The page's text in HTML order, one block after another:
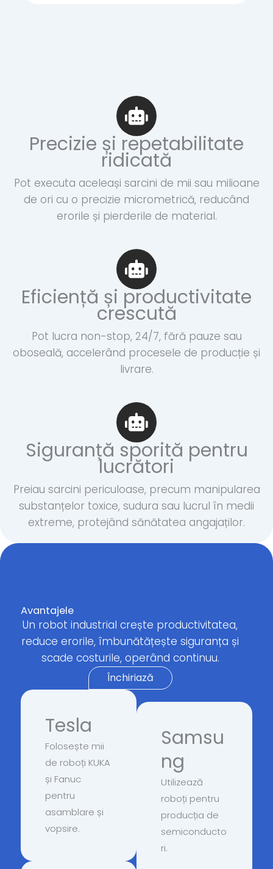
Precizie și repetabilitate
ridicată
Pot executa aceleași sarcini de mii sau milioane
de ori cu o precizie micrometrică, reducând
erorile și pierderile de material.
Eficiență și productivitate
crescută
Pot lucra non-stop, 24/7, fără pauze sau
oboseală, accelerând procesele de producție și
livrare.
Siguranță sporită pentru
lucrători
Preiau sarcini periculoase, precum manipularea
substanțelor toxice, sudura sau lucrul în medii
extreme, protejând sănătatea angajaților.
Avantajele
Un robot industrial crește productivitatea,
reduce erorile, îmbunătățește siguranța și
scade costurile, operând continuu.
Închiriază
Tesla
Folosește mii
de roboți KUKA
și Fanuc
pentru
asamblare și
vopsire.
Samsu
ng
Utilizează
roboți pentru
producția de
semiconducto
ri.